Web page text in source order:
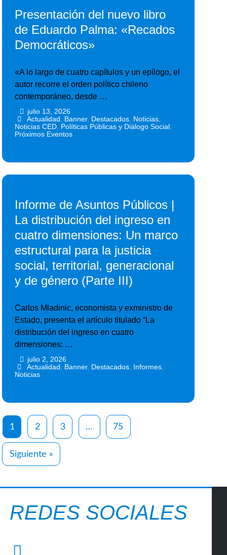
Presentación del nuevo libro
de Eduardo Palma: «Recados
Democráticos»
«A lo largo de cuatro capítulos y un epílogo, el
autor recorre el orden político chileno
contemporáneo, desde …
julio 13, 2026
Actualidad Banner, Destacados, Noticias,
Noticias CED Políticas Públicas y Diálogo Social
Próximos Eventos
Informe de Asuntos Públicos |
La distribución del ingreso en
cuatro dimensiones: Un marco
estructural para la justicia
social, territorial, generacional
y de género (Parte III)
Carlos Mladinic, economista y exministro de
Estado, presenta el artículo titulado “La
distribución del ingreso en cuatro
dimensiones: …
julio 2, 2026
Actualidad Banner, Destacados, Informes,
Noticias
1 2 3 … 75
Siguiente »
REDES SOCIALES